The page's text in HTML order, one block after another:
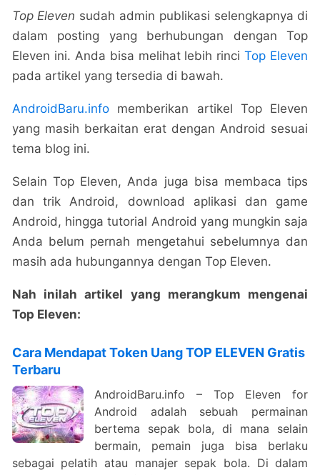
Top Eleven sudah admin publikasi selengkapnya di
dalam posting yang berhubungan dengan Top
Eleven ini. Anda bisa melihat lebih rinciTop Eleven
pada artikel yang tersedia di bawah.
AndroidBaru.infomemberikan artikel Top Eleven
yang masih berkaitan erat dengan Android sesuai
tema blog ini.
Selain Top Eleven, Anda juga bisa membaca tips
dan trik Android, download aplikasi dan game
Android, hingga tutorial Android yang mungkin saja
Anda belum pernah mengetahui sebelumnya dan
masih ada hubungannya dengan Top Eleven.
Nah inilah artikel yang merangkum mengenai
Top Eleven:
Cara Mendapat Token Uang TOP ELEVEN Gratis
Terbaru
AndroidBaru.info – Top Eleven for
Android adalah sebuah permainan
bertema sepak bola, di mana selain
bermain, pemain juga bisa berlaku
sebagai pelatih atau manajer sepak bola. Di dalam